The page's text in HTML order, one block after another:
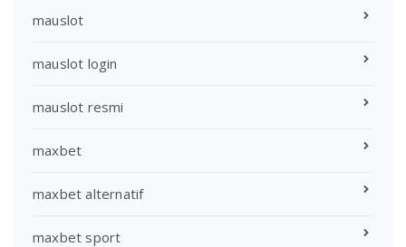
mauslot
mauslot login
mauslot resmi
maxbet
maxbet alternatif
maxbet sport